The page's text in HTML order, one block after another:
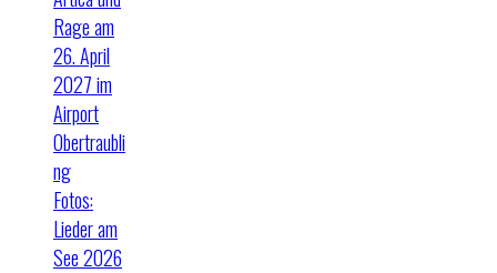
Rage am
26. April
2027 im
Airport
Obertraubli
ng
Fotos:
Lieder am
See 2026